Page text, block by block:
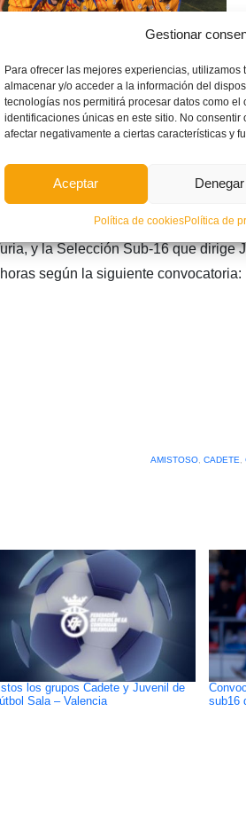
Gestionar
Para ofrecer las mejores experiencias,
almacenar y/o acceder a la información del
tecnologías nos permitirá procesar datos como
identificaciones únicas en este sitio. No consentir
afectar negativamente a ciertas características y
Aceptar Denegar
Política de cookiesPolítica de
Federación de Fútbol de la
autonómico femenino en
contra el Valencia Féminas
específico de preparación
día 30 de mayo, a las 18:30 horas
y la Selección Sub-16 que dirige
según la siguiente convocatoria:
AMISTOSO, CADETE
los grupos Cadete y Juvenil de
Sala – Valencia
sub16